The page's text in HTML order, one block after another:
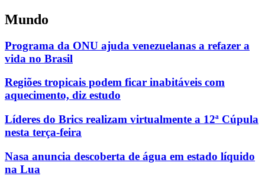
Mundo
Programa da ONU ajuda venezuelanas a refazer a
vida no Brasil
Regiões tropicais podem ficar inabitáveis com
aquecimento, diz estudo
Líderes do Brics realizam virtualmente a 12ª Cúpula
nesta terça-feira
Nasa anuncia descoberta de água em estado líquido
na Lua